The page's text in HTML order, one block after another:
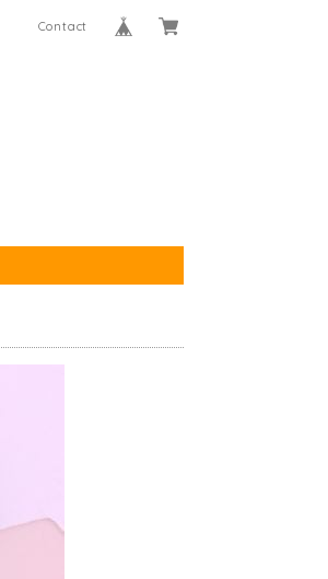
Contact